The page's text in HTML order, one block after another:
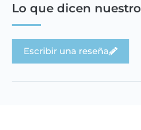
Lo que dicen
Escribir una reseña